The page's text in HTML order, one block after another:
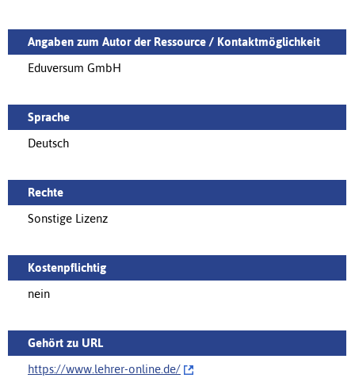
Angaben zum Autor der Ressource / Kontaktmöglichkeit
Eduversum GmbH
Sprache
Deutsch
Rechte
Sonstige Lizenz
Kostenpflichtig
nein
Gehört zu URL
https://www.lehrer-online.de/‌